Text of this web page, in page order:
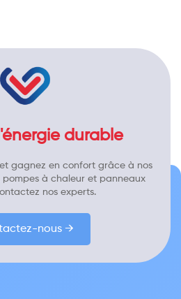
l'énergie durable
gagnez en confort grâce à nos
pompes à chaleur et panneaux
nos experts.
nous →